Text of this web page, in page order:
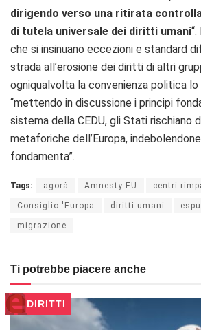
dirigendo verso una ritirata
di tutela universale dei diritti umani
che si insinuano eccezioni e standard
strada all’erosione dei diritti di altri
ogniqualvolta la convenienza politica lo
“mettendo in discussione i principi
sistema della CEDU, gli Stati rischiano
metaforiche dell’Europa,
fondamenta”.
Tags: agorà Amnesty EU centri
Consiglio 'Europa diritti umani
migrazione
Ti potrebbe piacere anche
DIRITTI